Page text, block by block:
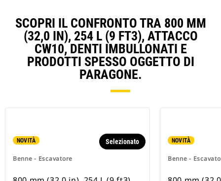
SCOPRI IL CONFRONTO TRA 800 MM
(32,0 IN), 254 L (9 FT3), ATTACCO
CW10, DENTI IMBULLONATI E
PRODOTTI SPESSO OGGETTO DI
PARAGONE.
NOVITÀ
Benne - Escavatore
Selezionato NOVITÀ
Benne -